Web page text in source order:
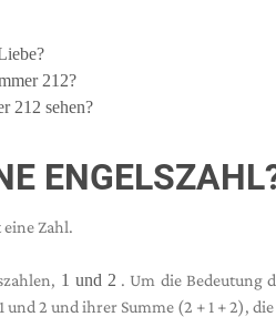
212?
212 sehen?
Zahl.
1 und 2 . Um die Bedeutung
2 und ihrer Summe (2 + 1 + 2),